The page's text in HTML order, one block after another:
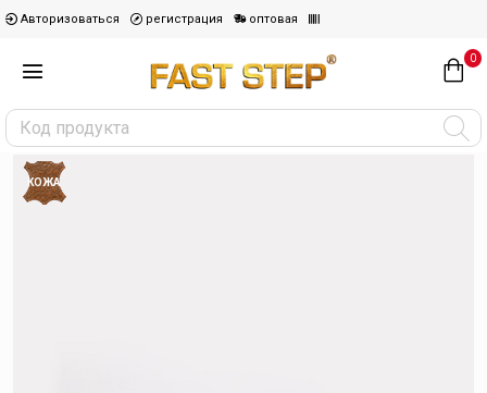
Авторизоваться регистрация оптовая
0
КОЖА